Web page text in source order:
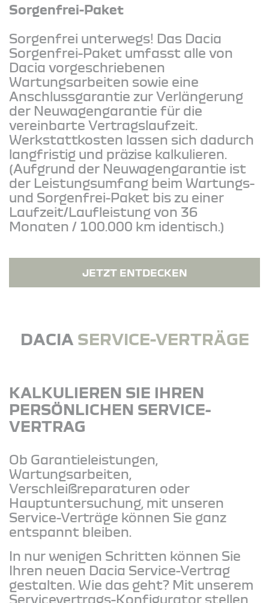
Sorgenfrei-Paket
Sorgenfrei unterwegs! Das Dacia
Sorgenfrei-Paket umfasst alle von
Dacia vorgeschriebenen
Wartungsarbeiten sowie eine
Anschlussgarantie zur Verlängerung
der Neuwagengarantie für die
vereinbarte Vertragslaufzeit.
Werkstattkosten lassen sich dadurch
langfristig und präzise kalkulieren.
(Aufgrund der Neuwagengarantie ist
der Leistungsumfang beim Wartungs-
und Sorgenfrei-Paket bis zu einer
Laufzeit/Laufleistung von 36
Monaten / 100.000 km identisch.)
JETZT ENTDECKEN
DACIA SERVICE-VERTRÄGE
KALKULIEREN SIE IHREN
PERSÖNLICHEN SERVICE-
VERTRAG
Ob Garantieleistungen,
Wartungsarbeiten,
Verschleißreparaturen oder
Hauptuntersuchung, mit unseren
Service-Verträge können Sie ganz
entspannt bleiben.
In nur wenigen Schritten können Sie
Ihren neuen Dacia Service-Vertrag
gestalten. Wie das geht? Mit unserem
Servicevertrags-Konfigurator stellen